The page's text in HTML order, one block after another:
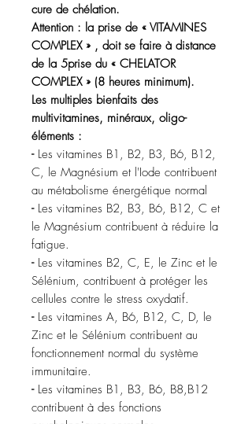
cure de chélation.
Attention : la prise de « VITAMINES
COMPLEX » , doit se faire à distance
de la 5prise du « CHELATOR
COMPLEX » (8 heures minimum).
Les multiples bienfaits des
multivitamines, minéraux, oligo-
éléments :
-Les vitamines B1, B2, B3, B6, B12,
C, le Magnésium et l'Iode contribuent
au métabolisme énergétique normal
-Les vitamines B2, B3, B6, B12, C et
le Magnésium contribuent à réduire la
fatigue.
- Les vitamines B2, C, E, le Zinc et le
Sélénium, contribuent à protéger les
cellules contre le stress oxydatif.
- Les vitamines A, B6, B12, C, D, le
Zinc et le Sélénium contribuent au
fonctionnement normal du système
immunitaire.
- Les vitamines B1, B3, B6, B8,B12
contribuent à des fonctions